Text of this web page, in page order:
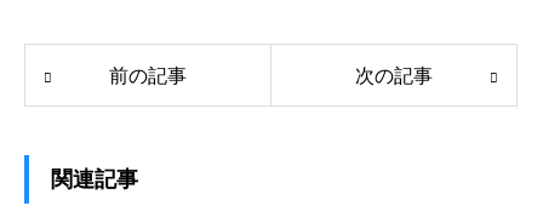
前の記事 次の記事
関連記事